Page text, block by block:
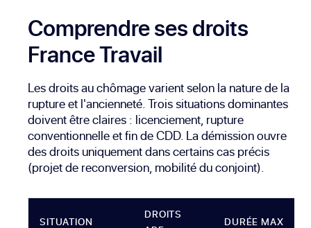
Comprendre ses droits
France Travail
Les droits au chômage varient selon la nature de la
rupture et l'ancienneté. Trois situations dominantes
doivent être claires : licenciement, rupture
conventionnelle et fin de CDD. La démission ouvre
des droits uniquement dans certains cas précis
(projet de reconversion, mobilité du conjoint).
SITUATION
DROITS
DURÉE MAX